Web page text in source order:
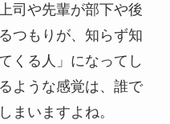
司や先輩が部下や後
つもりが、知らず知
くる人」になってし
ような感覚は、誰で
まいますよね。